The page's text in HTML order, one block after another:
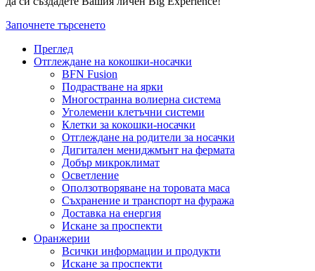
Започнете търсенето
Преглед
Отглеждане на кокошки-носачки
BFN Fusion
Подрастване на ярки
Многостранна волиерна система
Уголемени клетъчни системи
Клетки за кокошки-носачки
Отглеждане на родители за носачки
Дигитален мениджмънт на фермата
Добър микроклимат
Осветление
Оползотворяване на торовата маса
Съхранение и транспорт на фуража
Доставка на енергия
Искане за проспекти
Оранжерии
Всички информации и продукти
Искане за проспекти